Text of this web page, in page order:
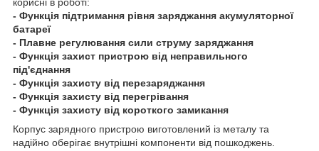
- Функція підтримання рівня заряджання акумуляторної
батареї
- Плавне регулювання сили струму заряджання
- Функція захист пристрою від неправильного
під'єднання
- Функція захисту від перезаряджання
- Функція захисту від перегрівання
- Функція захисту від короткого замикання
Корпус зарядного пристрою виготовлений із металу та
надійно оберігає внутрішні компоненти від пошкоджень.